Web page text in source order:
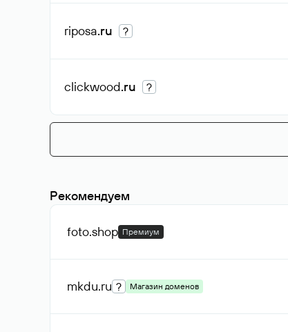
riposa.ru ?
clickwood.ru ?
Рекомендуем
foto.shop Премиум
mkdu.ru ? Магазин доменов